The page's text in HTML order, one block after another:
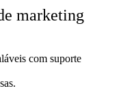
marketing
com suporte